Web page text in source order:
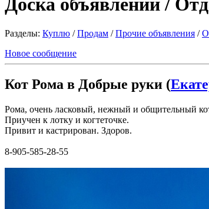
Доска объявлений /
Разделы: Куплю /Продам /Прочие объявления /
Новое сообщение
Кот Рома в Добрые руки (
Рома, очень ласковый, нежный и общительный
Приучен к лотку и когтеточке.
Привит и кастрирован. Здоров.
8-905-585-28-55